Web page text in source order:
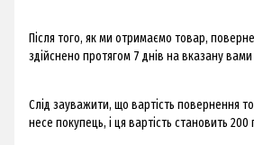
Після того, як ми отримаємо товар,
здійснено протягом 7 днів на вказану вами
Слід зауважити, що вартість повернення
несе покупець, і ця вартість становить 200